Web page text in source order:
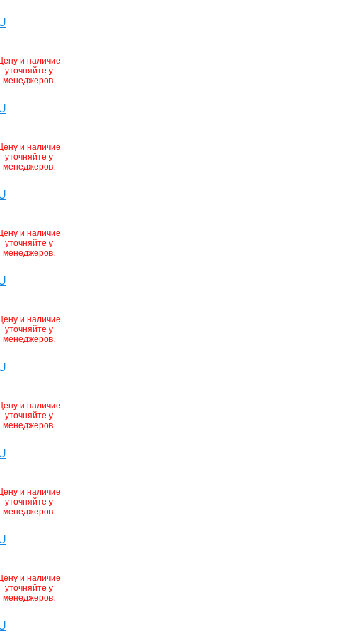
и наличие
уточняйте у
менеджеров.
и наличие
уточняйте у
менеджеров.
и наличие
уточняйте у
менеджеров.
и наличие
уточняйте у
менеджеров.
и наличие
уточняйте у
менеджеров.
и наличие
уточняйте у
менеджеров.
и наличие
уточняйте у
менеджеров.